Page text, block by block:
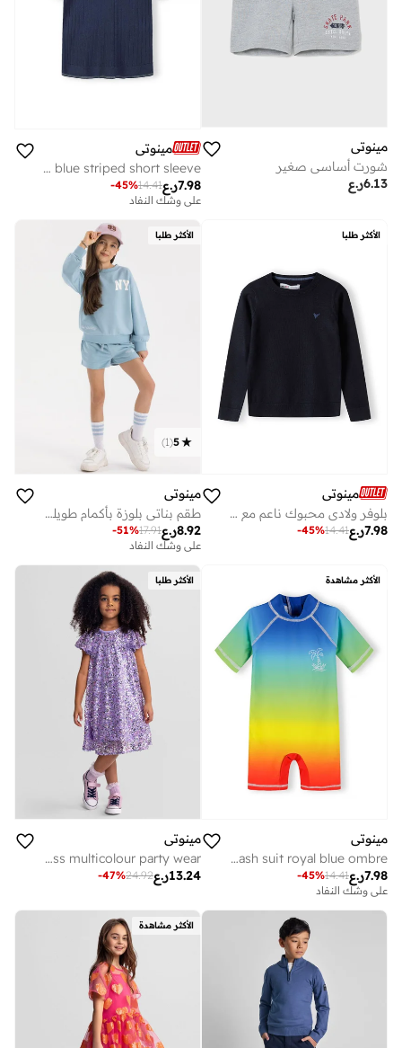
مينوتي
شورت أساسي صغير
ر.ع6.13
مينوتي
Boys knitted polo shirt navy blue striped short sleeve
ر.ع7.98
14.41
-45%
على وشك النفاد
الأكثر طلبا
مينوتي
بلوفر ولادي محبوك ناعم مع تطريز على الصدر
ر.ع7.98
14.41
-45%
الأكثر طلبا
5
(
1
)
مينوتي
طقم بناتي بلوزة بأكمام طويلة وشورت بطبعة أنيقة
ر.ع8.92
17.91
-51%
على وشك النفاد
الأكثر مشاهدة
مينوتي
Boys short sleeve rash suit royal blue ombre
ر.ع7.98
14.41
-45%
على وشك النفاد
الأكثر طلبا
مينوتي
Girls a-line sequin dress multicolour party wear
ر.ع13.24
24.92
-47%
الأكثر مشاهدة